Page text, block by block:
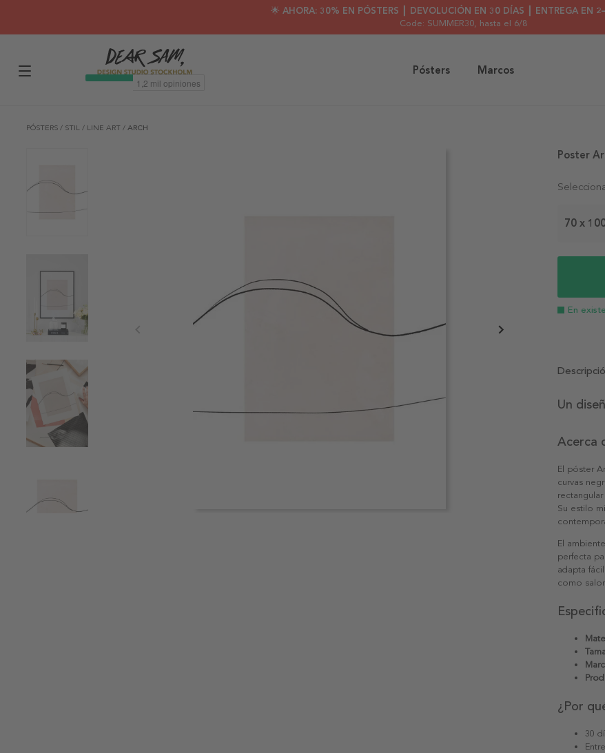
🌟 AHORA: 30% EN PÓSTERS ┃ DEVOLUCIÓN EN 30 DÍAS ┃ ENTREGA EN
Code: SUMMER30, hasta el 6/8
Pósters Marcos
PÓSTERS / STIL / LINE ART / ARCH
70 x
En
Poster
Un
Acerca
El póster
curvas
Su estilo
El
perfecta
adapta
como
¿Por
30